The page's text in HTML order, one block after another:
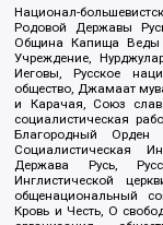
Национал-
Родовой Державы
Община Капища Веды
Учреждение,
Иеговы, Русское
общество, Джамаат
и Карачая, Союз
социалистическая
Благородный Орден
Социалистическая
Держава Русь,
Инглистической
общенациональный
Кровь и Честь, О